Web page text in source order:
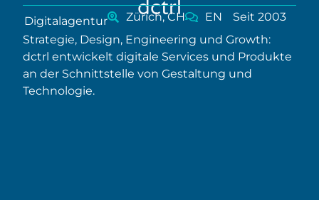
dctrl
Digitalagentur Zürich, CH EN
Seit 2003
Strategie, Design, Engineering und Growth:
dctrl entwickelt digitale Services und Produkte
an der Schnittstelle von Gestaltung und
Technologie.